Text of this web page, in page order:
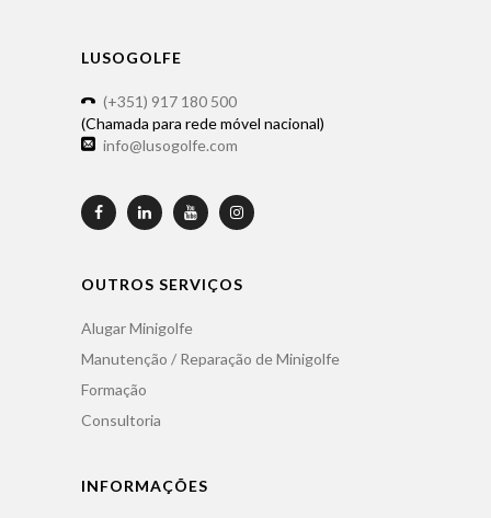
LUSOGOLFE
(+351) 917 180 500
(Chamada para rede móvel nacional)
info@lusogolfe.com
OUTROS SERVIÇOS
Alugar Minigolfe
Manutenção / Reparação de Minigolfe
Formação
Consultoria
INFORMAÇÕES